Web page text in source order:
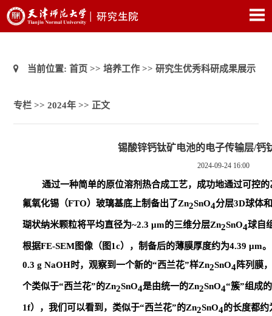
当前位置:首页 >>培养工作 >>研究生优秀科研成果展示
专栏 >>2024年 >> 正文
锡酸锌钙钛矿电池的电子传输层/钙
2024-09-24 16:00
通过一种简单的原位溶剂热合成工艺，成功地通过可控的
氟氧化锡（FTO）玻璃基底上制备出了Zn2SnO4分层3D球体
瑚状纳米颗粒将平均直径为~2.3 μm的三维分层Zn2SnO4球自
根据FE-SEM图像（图1c），制备后的薄膜厚度约为4.39 μm
0.3 g NaOH时，观察到一个新的“西兰花”样Zn2SnO4阵列膜
个类似于“西兰花”的Zn2SnO4是由统一的Zn2SnO4“簇”组成
1f），我们可以看到，类似于“西兰花”的Zn2SnO4的长度都约